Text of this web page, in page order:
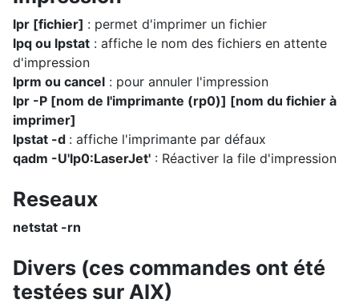
lpr [fichier] : permet d'imprimer un fichier
lpq ou lpstat : affiche le nom des fichiers en attente
d'impression
lprm ou cancel : pour annuler l'impression
lpr -P [nom de l'imprimante (rp0)] [nom du fichier à
imprimer]
lpstat -d : affiche l'imprimante par défaux
qadm -U'lp0:LaserJet' : Réactiver la file d'impression
Reseaux
netstat -rn
Divers (ces commandes ont été
testées sur AIX)